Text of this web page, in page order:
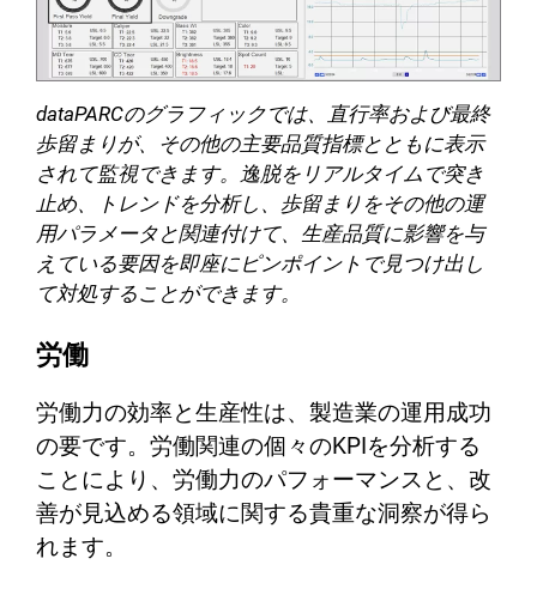
dataPARCのグラフィックでは、直行率および最終
歩留まりが、その他の主要品質指標とともに表示
されて監視できます。逸脱をリアルタイムで突き
止め、トレンドを分析し、歩留まりをその他の運
用パラメータと関連付けて、生産品質に影響を与
えている要因を即座にピンポイントで見つけ出し
て対処することができます。
労働
労働力の効率と生産性は、製造業の運用成功
の要です。労働関連の個々のKPIを分析する
ことにより、労働力のパフォーマンスと、改
善が見込める領域に関する貴重な洞察が得ら
れます。